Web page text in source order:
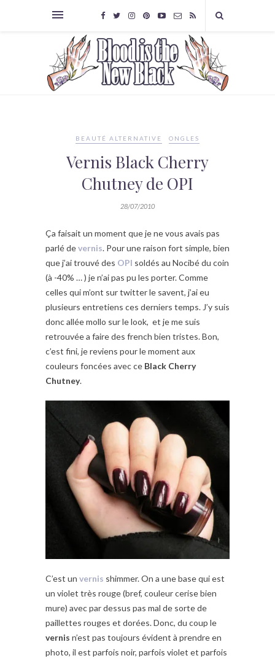
BEAUTÉ ALTERNATIVE ONGLES
Vernis Black Cherry
Chutney de OPI
28/07/2010
Ça faisait un moment que je ne vous avais pas
parlé devernis. Pour une raison fort simple, bien
que j’ai trouvé des OPI soldés au Nocibé du coin
(à -40% … ) je n’ai pas pu les porter. Comme
celles qui m’ont sur twitter le savent, j’ai eu
plusieurs entretiens ces derniers temps. J’y suis
donc allée mollo sur le look, et je me suis
retrouvée a faire des french bien tristes. Bon,
c’est fini, je reviens pour le moment aux
couleurs foncées avec ce Black Cherry
Chutney.
C’est un vernis shimmer. On a une base qui est
un violet très rouge (bref, couleur cerise bien
mure) avec par dessus pas mal de sorte de
paillettes rouges et dorées. Donc, du coup le
vernis n’est pas toujours évident à prendre en
photo, il est parfois noir, parfois violet et parfois